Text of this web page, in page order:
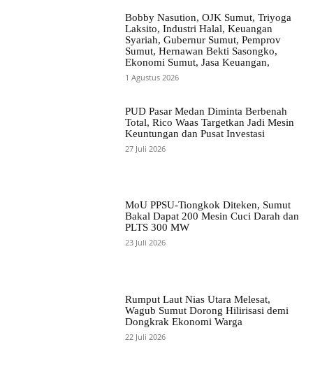
Bobby Nasution, OJK Sumut, Triyoga
Laksito, Industri Halal, Keuangan
Syariah, Gubernur Sumut, Pemprov
Sumut, Hernawan Bekti Sasongko,
Ekonomi Sumut, Jasa Keuangan,
1 Agustus 2026
PUD Pasar Medan Diminta Berbenah
Total, Rico Waas Targetkan Jadi Mesin
Keuntungan dan Pusat Investasi
27 Juli 2026
MoU PPSU-Tiongkok Diteken, Sumut
Bakal Dapat 200 Mesin Cuci Darah dan
PLTS 300 MW
23 Juli 2026
Rumput Laut Nias Utara Melesat,
Wagub Sumut Dorong Hilirisasi demi
Dongkrak Ekonomi Warga
22 Juli 2026